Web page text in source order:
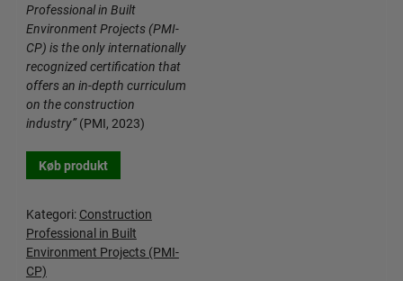
Professional in Built
Environment Projects (PMI-
CP) is the only internationally
recognized certification that
offers an in-depth curriculum
on the construction
industry”(PMI, 2023)
Køb produkt
Kategori: Construction
Professional in Built
Environment Projects (PMI-
CP)